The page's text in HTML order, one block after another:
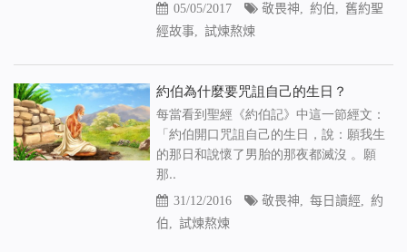
05/05/2017 敬畏神 約伯
舊約聖
經故事, 試煉熬煉
約伯為什麼要咒詛自己的生日？
每當看到聖經《約伯記》中這一節經文：
「約伯開口咒詛自己的生日，說：願我生
的那日和說懷了男胎的那夜都滅沒 。願
那..
31/12/2016 敬畏神 每日讀經, 約
伯
試煉熬煉